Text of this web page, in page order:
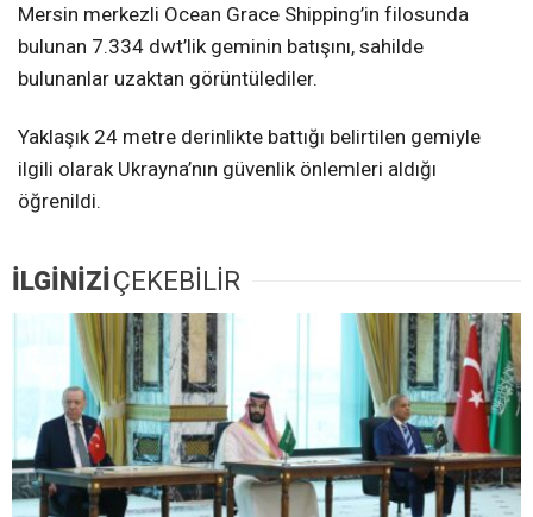
Mersin merkezli Ocean Grace Shipping’in filosunda
bulunan 7.334 dwt’lik geminin batışını, sahilde
bulunanlar uzaktan görüntülediler.
Yaklaşık 24 metre derinlikte battığı belirtilen gemiyle
ilgili olarak Ukrayna’nın güvenlik önlemleri aldığı
öğrenildi.
İLGİNİZİÇEKEBİLİR